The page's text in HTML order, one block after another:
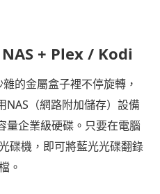
+ Plex / Kodi
的金屬盒子裡不停旋轉，
NAS（網路附加儲存）設備
量企業級硬碟。只要在電腦
碟機，即可將藍光光碟翻錄
。